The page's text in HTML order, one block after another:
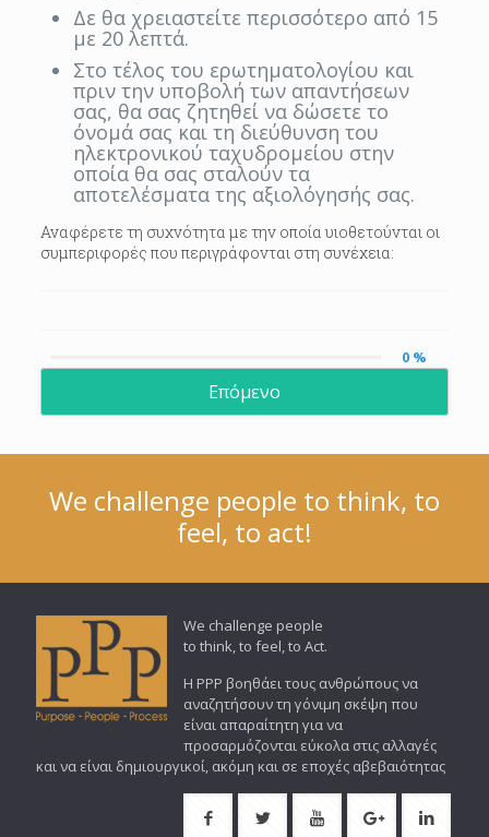
Δε θα χρειαστείτε περισσότερο από 15
με 20 λεπτά.
Στο τέλος του ερωτηματολογίου και
πριν την υποβολή των απαντήσεων
σας, θα σας ζητηθεί να δώσετε το
όνομά σας και τη διεύθυνση του
ηλεκτρονικού ταχυδρομείου στην
οποία θα σας σταλούν τα
αποτελέσματα της αξιολόγησής σας.
Αναφέρετε τη συχνότητα με την οποία υιοθετούνται οι
συμπεριφορές που περιγράφονται στη συνέχεια:
0 %
Επόμενο
We challenge people to think, to
feel, to act!
We challenge people
to think, to feel, to Act.
Η PPP βοηθάει τους ανθρώπους να
αναζητήσουν τη γόνιμη σκέψη που
είναι απαραίτητη για να
προσαρμόζονται εύκολα στις αλλαγές
και να είναι δημιουργικοί, ακόμη και σε εποχές αβεβαιότητας